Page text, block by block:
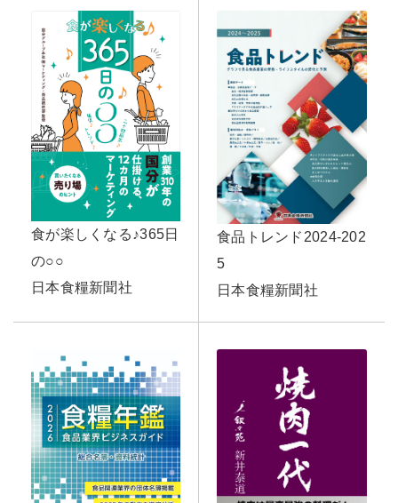
食が楽しくなる♪365日
の○○
日本食糧新聞社
食品トレンド2024-202
5
日本食糧新聞社